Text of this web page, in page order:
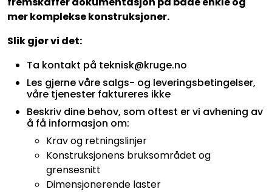
mer komplekse konstruksjoner.
Slik gjør vi det:
Ta kontakt på teknisk@kruge.no
Les gjerne våre salgs- og leveringsbetingelser,
våre tjenester faktureres ikke
Beskriv dine behov, som oftest er vi avhening av
å få informasjon om:
Krav og retningslinjer
Konstruksjonens bruksområdet og
grensesnitt
Dimensjonerende laster